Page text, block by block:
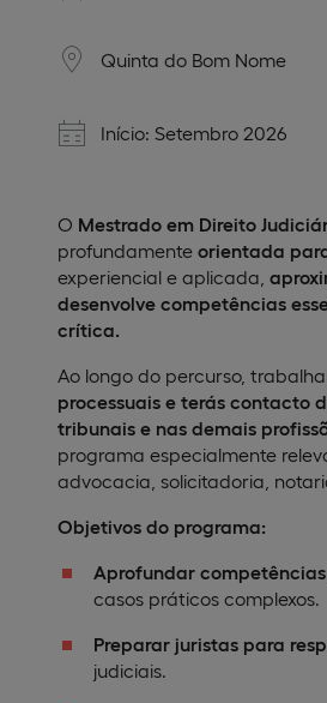
Quinta do Bom Nome
Início: Setembro 2026
O Mestrado em Direito
profundamente orientada
experiencial e aplicada,
desenvolve competências
crítica.
Ao longo do percurso,
processuais e terás contacto
tribunais e nas demais
programa especialmente
advocacia, solicitadoria,
Objetivos do programa:
Aprofundar
casos práticos complexos.
Preparar juristas para
judiciais.